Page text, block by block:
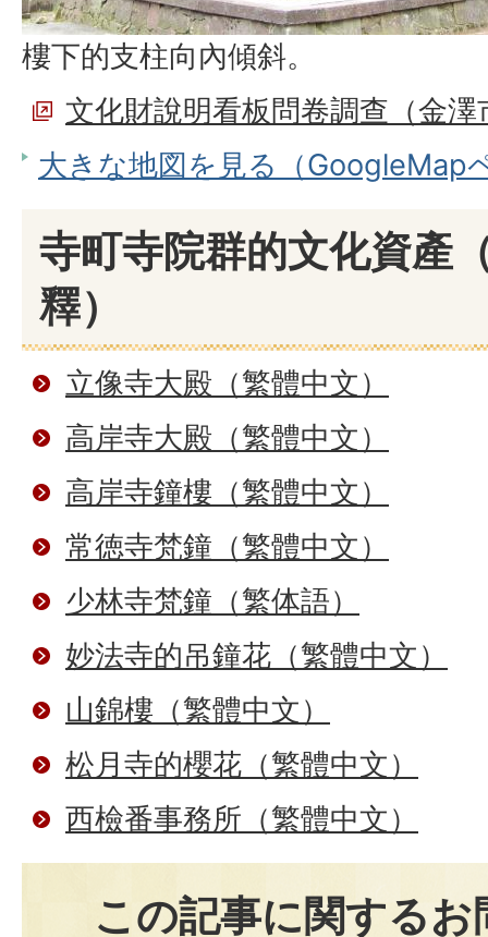
樓下的支柱向內傾斜。
文化財說明看板問卷調查（金澤
大きな地図を見る（GoogleMap
寺町寺院群的文化資產
釋）
立像寺大殿（繁體中文）
高岸寺大殿（繁體中文）
高岸寺鐘樓（繁體中文）
常徳寺梵鐘（繁體中文）
少林寺梵鐘（繁体語）
妙法寺的吊鐘花（繁體中文）
山錦樓（繁體中文）
松月寺的櫻花（繁體中文）
西檢番事務所（繁體中文）
この記事に関する